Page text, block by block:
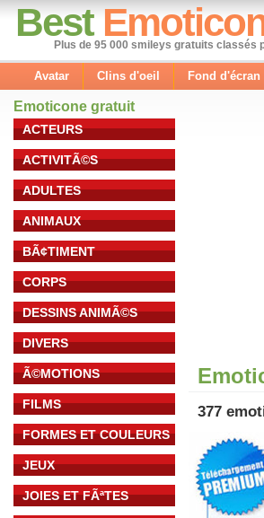
Best
Plus de 95 000 smileys gratuits classés
Avatar Clins d'oeil Fond d'écran
Emoticone gratuit
ACTEURS
ACTIVITÃ©S
ADULTES
ANIMAUX
BÃ¢TIMENT
CORPS
DESSINS ANIMÃ©S
DIVERS
Ã©MOTIONS
FILMS
FORMES ET COULEURS
JEUX
JOIES ET FÃªTES
377